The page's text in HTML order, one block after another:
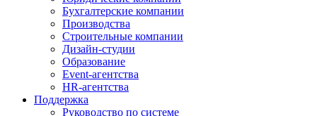
Бухгалтерские компании
Производства
Строительные компании
Дизайн-студии
Образование
Event-агентства
HR-агентства
Поддержка
Руководство по системе